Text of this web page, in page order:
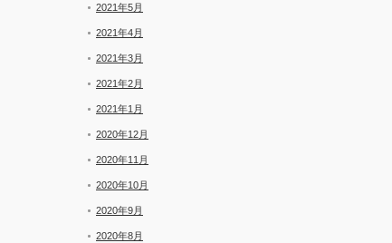
2021年5月
2021年4月
2021年3月
2021年2月
2021年1月
2020年12月
2020年11月
2020年10月
2020年9月
2020年8月